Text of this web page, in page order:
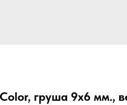
груша 9х6 мм.,